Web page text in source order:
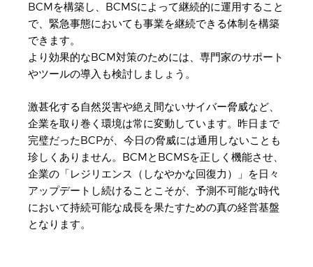
BCMを構築し、BCMSによって継続的に運用すること
で、緊急事態においても事業を継続できる体制を構築
できます。
より効果的なBCM対策のためには、専門家のサポート
やツールの導入も検討しましょう。
激甚化する自然災害や絶え間ないサイバー脅威など、
企業を取り巻く環境は常に変動しています。昨日まで
完璧だったBCPが、今日の脅威には通用しないことも
珍しくありません。BCMとBCMSを正しく機能させ、
企業の「レジリエンス（しなやかな回復力）」を日々
アップデートし続けることこそが、予測不可能な時代
において持続可能な成長を果たすための真の経営基盤
となります。